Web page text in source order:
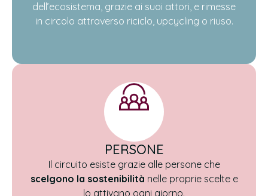
dell’ecosistema, grazie ai suoi attori, e rimesse
in circolo attraverso riciclo, upcycling o riuso.
PERSONE
Il circuito esiste grazie alle persone che
scelgono la sostenibilità nelle proprie scelte e
lo attivano ogni giorno.